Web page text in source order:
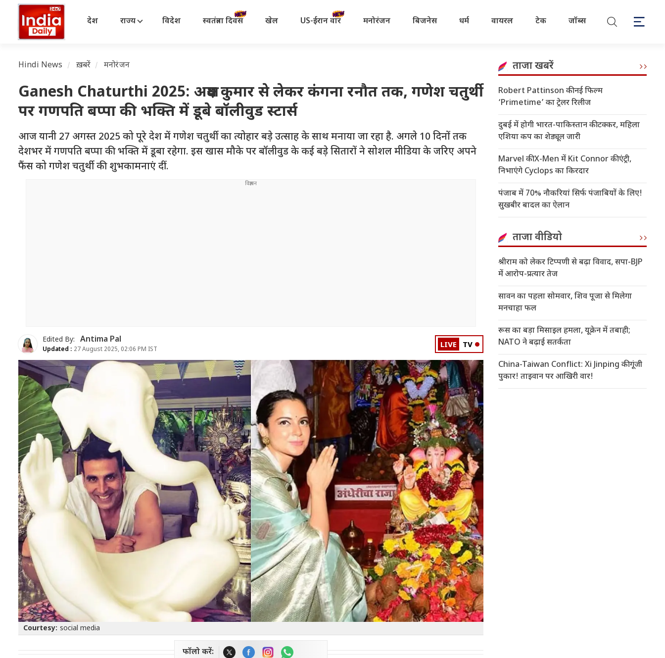
देश राज्य विदेश स्वतंत्रता दिवस खेल US-ईरान वॉर मनोरंजन बिजनेस धर्म वायरल टेक जॉब्स
Hindi News ख़बरें मनोरंजन
Ganesh Chaturthi 2025: अक्षय कुमार से लेकर कंगना रनौत तक, गणेश चतुर्थी
पर गणपति बप्पा की भक्ति में डूबे बॉलीवुड स्टार्स
आज यानी 27 अगस्त 2025 को पूरे देश में गणेश चतुर्थी का त्योहार बड़े उत्साह के साथ मनाया जा रहा है. अगले 10 दिनों तक
देशभर में गणपति बप्पा की भक्ति में डूबा रहेगा. इस खास मौके पर बॉलीवुड के कई बड़े सितारों ने सोशल मीडिया के जरिए अपने
फैंस को गणेश चतुर्थी की शुभकामनाएं दीं.
Edited By: Antima Pal
Updated : 27 August 2025, 02:06 PM IST LIVE TV
Courtesy: social media
फॉलो करें:
ताजा खबरें
Robert Pattinson की नई फिल्म
‘Primetime’ का ट्रेलर रिलीज
दुबई में होगी भारत-पाकिस्तान की टक्कर, महिला
एशिया कप का शेड्यूल जारी
Marvel की X-Men में Kit Connor की एंट्री,
निभाएंगे Cyclops का किरदार
पंजाब में 70% नौकरियां सिर्फ पंजाबियों के लिए!
सुखबीर बादल का ऐलान
ताजा वीडियो
श्रीराम को लेकर टिप्पणी से बढ़ा विवाद, सपा-BJP
में आरोप-प्रत्यार तेज
सावन का पहला सोमवार, शिव पूजा से मिलेगा
मनचाहा फल
रूस का बड़ा मिसाइल हमला, यूक्रेन में तबाही;
NATO ने बढ़ाई सतर्कता
China-Taiwan Conflict: Xi Jinping की गूंजी
पुकार! ताइवान पर आखिरी वार!